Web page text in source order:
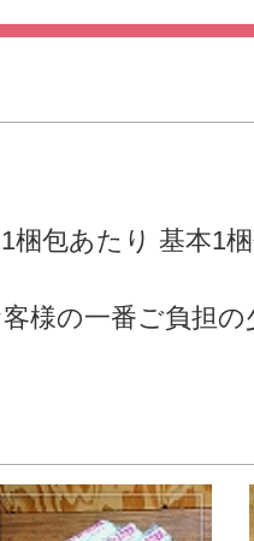
梱包あたり 基本1
客様の一番ご負担